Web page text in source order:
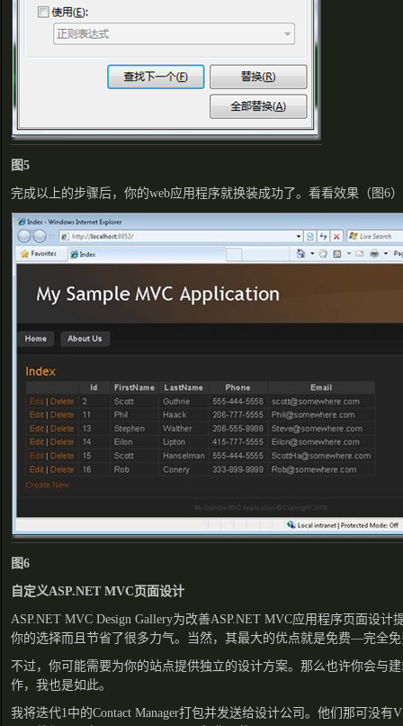
图5
完成以上的步骤后，你的web应用程序就换装成功了。看看效果（图6）
图6
自定义ASP.NET MVC页面设计
ASP.NET MVC Design Gallery为改善ASP.NET MVC应用程序页面设计
你的选择而且节省了很多力气。当然，其最大的优点就是免费—完全
不过，你可能需要为你的站点提供独立的设计方案。那么也许你会与
作，我也是如此。
我将迭代1中的Contact Manager打包并发送给设计公司。他们那可没有